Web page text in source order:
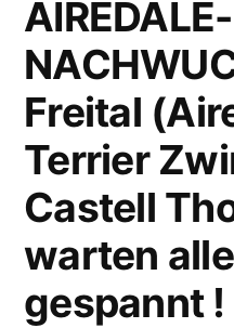
AIREDALE-
Freital
Terrier
Castell
warten
gespannt !